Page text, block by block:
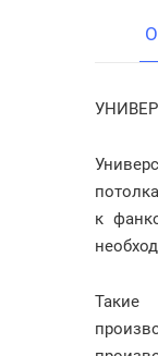
к
Такие